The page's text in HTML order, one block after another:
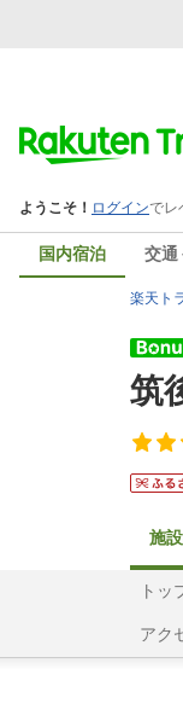
国内宿泊 交通
楽天ト
筑
施
トッ
アク